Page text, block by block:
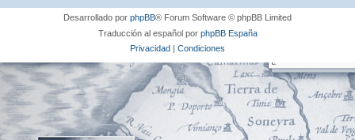
Desarrollado por phpBB® Forum Software © phpBB Limited
Traducción al español por phpBB España
Privacidad | Condiciones